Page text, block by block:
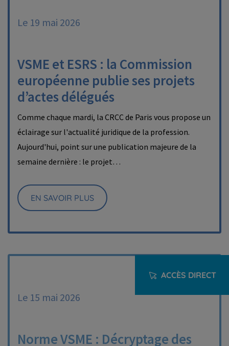
ACCÈS DIRECT
Le 19 mai 2026
VSME et ESRS : la Commission
européenne publie ses projets
d’actes délégués
Comme chaque mardi, la CRCC de Paris vous propose un
éclairage sur l'actualité juridique de la profession.
Aujourd'hui, point sur une publication majeure de la
semaine dernière : le projet…
EN SAVOIR PLUS
Le 15 mai 2026
Norme VSME : Décryptage des